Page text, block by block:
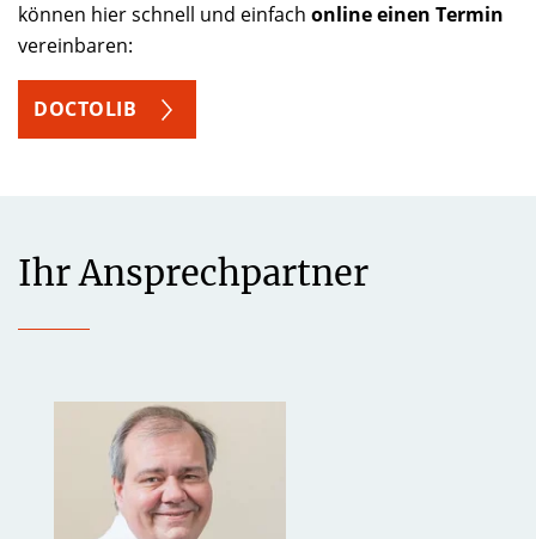
können hier schnell und einfach online einen Termin
vereinbaren:
DOCTOLIB
Ihr Ansprechpartner